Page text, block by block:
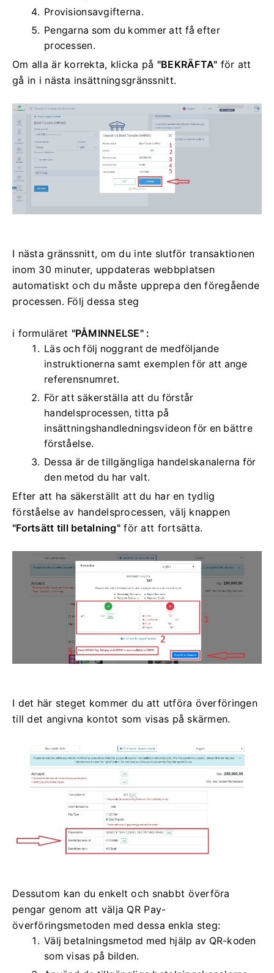
Provisionsavgifterna.
Pengarna som du kommer att få efter
processen.
Om alla är korrekta, klicka på "BEKRÄFTA" för att
gå in i nästa insättningsgränssnitt.
I nästa gränssnitt, om du inte slutför transaktionen
inom 30 minuter, uppdateras webbplatsen
automatiskt och du måste upprepa den föregående
processen. Följ dessa steg
i formuläret "PÅMINNELSE" :
Läs och följ noggrant de medföljande
instruktionerna samt exemplen för att ange
referensnumret.
För att säkerställa att du förstår
handelsprocessen, titta på
insättningshandledningsvideon för en bättre
förståelse.
Dessa är de tillgängliga handelskanalerna för
den metod du har valt.
Efter att ha säkerställt att du har en tydlig
förståelse av handelsprocessen, välj knappen
"Fortsätt till betalning" för att fortsätta.
I det här steget kommer du att utföra överföringen
till det angivna kontot som visas på skärmen.
Dessutom kan du enkelt och snabbt överföra
pengar genom att välja QR Pay-
överföringsmetoden med dessa enkla steg:
Välj betalningsmetod med hjälp av QR-koden
som visas på bilden.